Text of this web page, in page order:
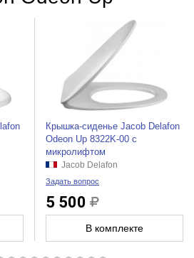
Крышка-сиденье Jacob Delafon
Odeon Up 8322K-00 с
микролифтом
Jacob Delafon
Задать вопрос
5 500
В комплекте